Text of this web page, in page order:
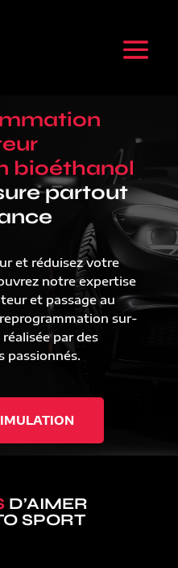
bioéthanol
partout
et réduisez votre
notre expertise
et passage au
sur-
par des
passionnés.
D’AIMER
SPORT